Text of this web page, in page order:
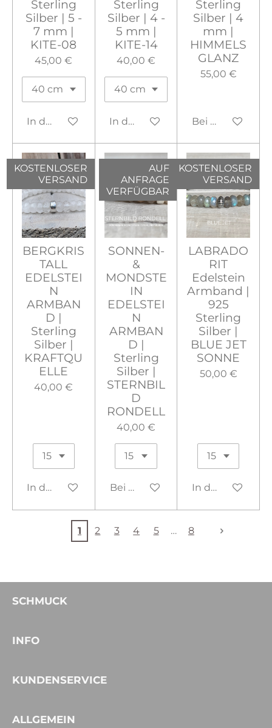
Sterling
Silber | 5 -
7 mm |
KITE-08
45,00 €
In den Warenkorb
Sterling
Silber | 4 -
5 mm |
KITE-14
40,00 €
In den Warenkorb
Sterling
Silber | 4
mm |
HIMMELS
GLANZ
55,00 €
Bei
KOSTENLOSER
VERSAND
BERGKRIS
TALL
EDELSTEI
N
ARMBAN
D |
Sterling
Silber |
KRAFTQU
ELLE
40,00 €
In den Warenkorb
AUF
ANFRAGE
VERFÜGBAR
SONNEN-
&
MONDSTE
IN
EDELSTEI
N
ARMBAN
D |
Sterling
Silber |
STERNBIL
D
RONDELL
40,00 €
Bei Verfügbarkeit
KOSTENLOSER
VERSAND
LABRADO
RIT
Edelstein
Armband |
925
Sterling
Silber |
BLUE JET
SONNE
50,00 €
In den
1 2 3 4 5 8
SCHMUCK
INFO
KUNDENSERVICE
ALLGEMEIN